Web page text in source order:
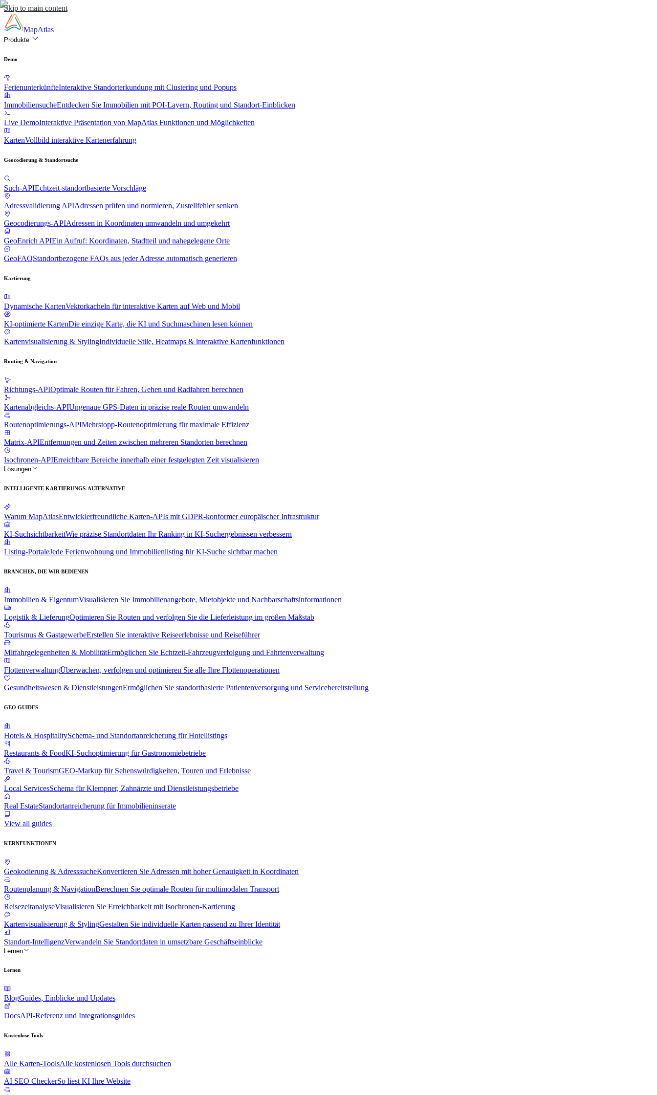
Skip to main content
MapAtlas
Produkte
Demo
FerienunterkünfteInteraktive Standorterkundung mit Clustering und Popups
ImmobiliensucheEntdecken Sie Immobilien mit POI-Layern, Routing und Standort-Einblicken
Live DemoInteraktive Präsentation von MapAtlas Funktionen und Möglichkeiten
KartenVollbild interaktive Kartenerfahrung
Geocodierung & Standortsuche
Such-APIEchtzeit-standortbasierte Vorschläge
Adressvalidierung APIAdressen prüfen und normieren, Zustellfehler senken
Geocodierungs-APIAdressen in Koordinaten umwandeln und umgekehrt
GeoEnrich APIEin Aufruf: Koordinaten, Stadtteil und nahegelegene Orte
GeoFAQStandortbezogene FAQs aus jeder Adresse automatisch generieren
Kartierung
Dynamische KartenVektorkacheln für interaktive Karten auf Web und Mobil
KI-optimierte KartenDie einzige Karte, die KI und Suchmaschinen lesen können
Kartenvisualisierung & StylingIndividuelle Stile, Heatmaps & interaktive Kartenfunktionen
Routing & Navigation
Richtungs-APIOptimale Routen für Fahren, Gehen und Radfahren berechnen
Kartenabgleichs-APIUngenaue GPS-Daten in präzise reale Routen umwandeln
Routenoptimierungs-APIMehrstopp-Routenoptimierung für maximale Effizienz
Matrix-APIEntfernungen und Zeiten zwischen mehreren Standorten berechnen
Isochronen-APIErreichbare Bereiche innerhalb einer festgelegten Zeit visualisieren
Lösungen
INTELLIGENTE KARTIERUNGS-ALTERNATIVE
Warum MapAtlasEntwicklerfreundliche Karten-APIs mit GDPR-konformer europäischer Infrastruktur
KI-SuchsichtbarkeitWie präzise Standortdaten Ihr Ranking in KI-Suchergebnissen verbessern
Listing-PortaleJede Ferienwohnung und Immobilienlisting für KI-Suche sichtbar machen
BRANCHEN, DIE WIR BEDIENEN
Immobilien & EigentumVisualisieren Sie Immobilienangebote, Mietobjekte und Nachbarschaftsinformationen
Logistik & LieferungOptimieren Sie Routen und verfolgen Sie die Lieferleistung im großen Maßstab
Tourismus & GastgewerbeErstellen Sie interaktive Reiseerlebnisse und Reiseführer
Mitfahrgelegenheiten & MobilitätErmöglichen Sie Echtzeit-Fahrzeugverfolgung und Fahrtenverwaltung
FlottenverwaltungÜberwachen, verfolgen und optimieren Sie alle Ihre Flottenoperationen
Gesundheitswesen & DienstleistungenErmöglichen Sie standortbasierte Patientenversorgung und Servicebereitstellung
GEO GUIDES
Hotels & HospitalitySchema- und Standortanreicherung für Hotellistings
Restaurants & FoodKI-Suchoptimierung für Gastronomiebetriebe
Travel & TourismGEO-Markup für Sehenswürdigkeiten, Touren und Erlebnisse
Local ServicesSchema für Klempner, Zahnärzte und Dienstleistungsbetriebe
Real EstateStandortanreicherung für Immobilieninserate
View all guides
KERNFUNKTIONEN
Geokodierung & AdresssucheKonvertieren Sie Adressen mit hoher Genauigkeit in Koordinaten
Routenplanung & NavigationBerechnen Sie optimale Routen für multimodalen Transport
ReisezeitanalyseVisualisieren Sie Erreichbarkeit mit Isochronen-Kartierung
Kartenvisualisierung & StylingGestalten Sie individuelle Karten passend zu Ihrer Identität
Standort-IntelligenzVerwandeln Sie Standortdaten in umsetzbare Geschäftseinblicke
Lernen
Lernen
BlogGuides, Einblicke und Updates
DocsAPI-Referenz und Integrationsguides
Kostenlose Tools
Alle Karten-ToolsAlle kostenlosen Tools durchsuchen
AI SEO CheckerSo liest KI Ihre Website